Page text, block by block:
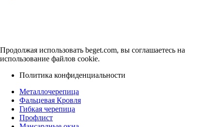
Продолжая использовать beget.com, вы соглашаетесь на
использование файлов cookie.
Политика конфиденциальности
Металлочерепица
Фальцевая Кровля
Гибкая черепица
Профлист